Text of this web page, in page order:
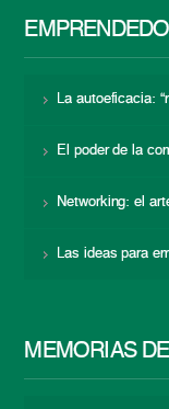
La autoeficacia:
El poder de la
Networking: el
Las ideas para
MEMORIAS